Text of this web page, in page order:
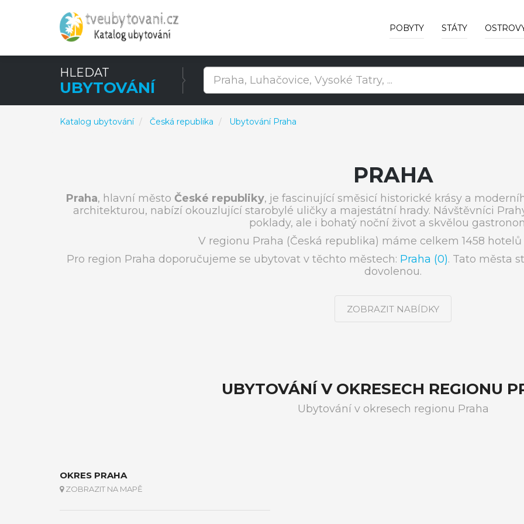
POBYTY STÁTY
HLEDAT
UBYTOVÁNÍ
Katalog ubytování Česká republika Ubytování Praha
PRAHA
Praha, hlavní město České republiky, je fascinující směsicí historické krásy a
architekturou, nabízí okouzlující starobylé uličky a majestátní hrady. Návštěvníci
poklady, ale i bohatý noční život a skvělou
V regionu Praha (Česká republika) máme celkem 1458
Pro region Praha doporučujeme se ubytovat v těchto městech: Praha (0). Tato města
dovolenou.
ZOBRAZIT NABÍDKY
UBYTOVÁNÍ V OKRESECH REGIONU
Ubytování v okresech regionu Praha
OKRES PRAHA
ZOBRAZIT NA MAPĚ